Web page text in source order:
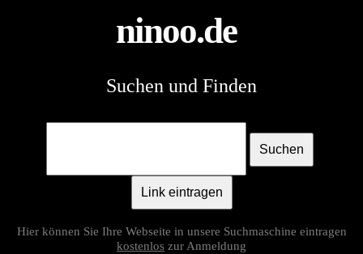
ninoo.de
Suchen und Finden
Suchen
Link eintragen
Hier können Sie Ihre Webseite in unsere Suchmaschine eintragen
kostenlos zur Anmeldung